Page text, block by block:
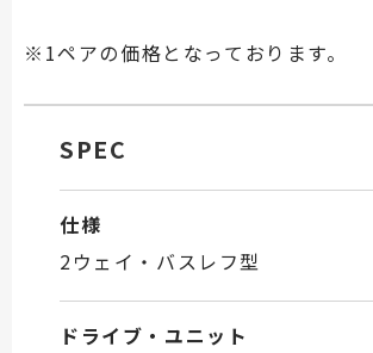
※1ペアの価格となっております。
SPEC
仕様
2ウェイ・バスレフ型
ドライブ・ユニット